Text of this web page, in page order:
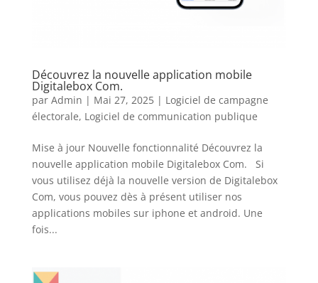
Découvrez la nouvelle application mobile
Digitalebox Com.
par Admin | Mai 27, 2025| Logiciel de campagne
électorale, Logiciel de communication publique
Mise à jour Nouvelle fonctionnalité Découvrez la
nouvelle application mobile Digitalebox Com. Si
vous utilisez déjà la nouvelle version de Digitalebox
Com, vous pouvez dès à présent utiliser nos
applications mobiles sur iphone et android. Une
fois...